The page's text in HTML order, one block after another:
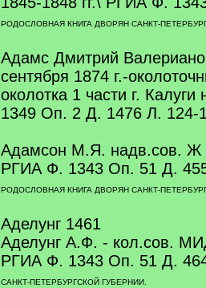
РОДОСЛОВНАЯ КНИГА ДВОРЯН САНКТ-
Адамс Дмитрий
сентября 1874 г.-
околотка 1 части г.
1349 Оп. 2 Д. 1476 Л. 124-
Адамсон М.Я. надв.сов. Ж
РГИА Ф. 1343 Оп. 51 Д.
РОДОСЛОВНАЯ КНИГА ДВОРЯН САНКТ-
Аделунг 1461
Аделунг А.Ф. - кол.сов.
РГИА Ф. 1343 Оп. 51 Д.
САНКТ-ПЕТЕРБУРГСКОЙ ГУБЕРНИИ.